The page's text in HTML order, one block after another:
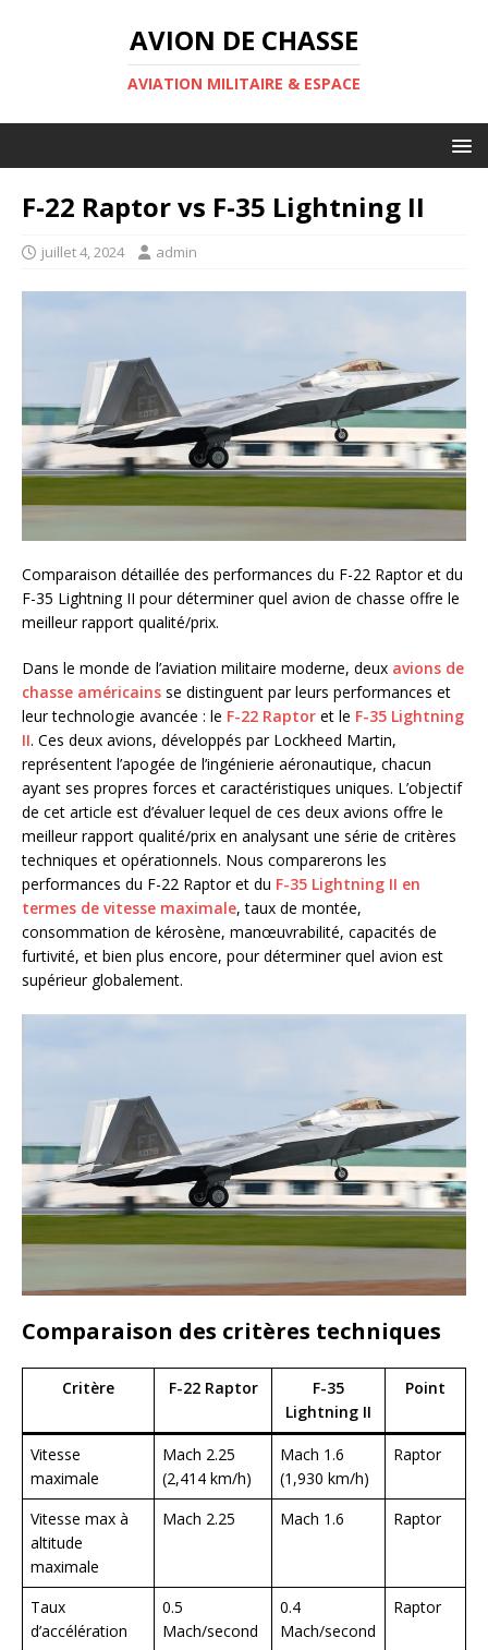
AVION DE CHASSE
AVIATION MILITAIRE & ESPACE
F-22 Raptor vs F-35 Lightning II
juillet 4, 2024 admin
Comparaison détaillée des performances du F-22 Raptor et du
F-35 Lightning II pour déterminer quel avion de chasse offre le
meilleur rapport qualité/prix.
Dans le monde de l’aviation militaire moderne, deux avions de
chasse américains se distinguent par leurs performances et
leur technologie avancée : le F-22 Raptor et le F-35 Lightning
II. Ces deux avions, développés par Lockheed Martin,
représentent l’apogée de l’ingénierie aéronautique, chacun
ayant ses propres forces et caractéristiques uniques. L’objectif
de cet article est d’évaluer lequel de ces deux avions offre le
meilleur rapport qualité/prix en analysant une série de critères
techniques et opérationnels. Nous comparerons les
performances du F-22 Raptor et du F-35 Lightning II en
termes de vitesse maximale, taux de montée,
consommation de kérosène, manœuvrabilité, capacités de
furtivité, et bien plus encore, pour déterminer quel avion est
supérieur globalement.
Comparaison des critères techniques
Critère F-22 Raptor
F-35
Lightning II
Point
Vitesse
maximale
Mach 2.25
(2,414 km/h)
Mach 1.6
(1,930 km/h)
Raptor
Vitesse max à
altitude
maximale
Mach 2.25 Mach 1.6 Raptor
Taux
d’accélération
0.5
Mach/second
0.4
Mach/second
Raptor